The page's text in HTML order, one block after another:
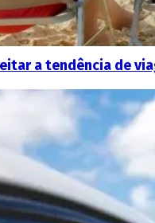
a tendência de